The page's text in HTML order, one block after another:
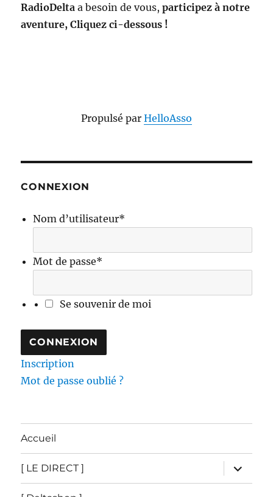
RadioDelta a besoin de vous,participez à notre
aventure, Cliquez ci-dessous !
Propulsé par HelloAsso
CONNEXION
Nom d’utilisateur*
Mot de passe*
Se souvenir de moi
Inscription
Mot de passe oublié ?
Accueil
[ LE DIRECT ]
ouvrir
le
sous-